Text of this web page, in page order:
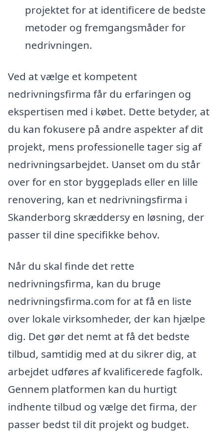
projektet for at identificere de bedste
metoder og fremgangsmåder for
nedrivningen.
Ved at vælge et kompetent
nedrivningsfirma får du erfaringen og
ekspertisen med i købet. Dette betyder, at
du kan fokusere på andre aspekter af dit
projekt, mens professionelle tager sig af
nedrivningsarbejdet. Uanset om du står
over for en stor byggeplads eller en lille
renovering, kan et nedrivningsfirma i
Skanderborg skræddersy en løsning, der
passer til dine specifikke behov.
Når du skal finde det rette
nedrivningsfirma, kan du bruge
nedrivningsfirma.com for at få en liste
over lokale virksomheder, der kan hjælpe
dig. Det gør det nemt at få det bedste
tilbud, samtidig med at du sikrer dig, at
arbejdet udføres af kvalificerede fagfolk.
Gennem platformen kan du hurtigt
indhente tilbud og vælge det firma, der
passer bedst til dit projekt og budget.